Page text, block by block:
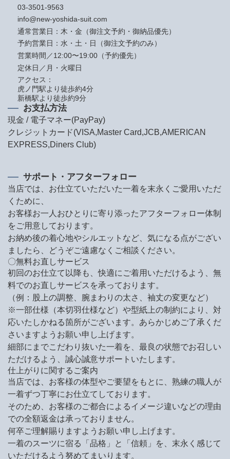
03-3501-9563
info@new-yoshida-suit.com
通常営業日：木・金（御注文予約・御納品優先）
予約営業日：水・土・日（御注文予約のみ）
営業時間／12:00〜19:00（予約優先）
定休日／月・火曜日
アクセス：
虎ノ門駅より徒歩約4分
新橋駅より徒歩約9分
お支払方法
現金 / 電子マネー(PayPay)
クレジットカード(VISA,Master Card,JCB,AMERICAN
EXPRESS,Diners Club)
サポート・アフターフォロー
当店では、お仕立ていただいた一着を末永くご愛用いただ
くために、
お客様お一人おひとりに寄り添ったアフターフォロー体制
をご用意しております。
お納め後の着心地やシルエットなど、気になる点がござい
ましたら、どうぞご遠慮なくご相談ください。
〇無料お直しサービス
初回のお仕立て以降も、快適にご着用いただけるよう、無
料でのお直しサービスを承っております。
（例：股上の調整、腕まわりの太さ、袖丈の変更など）
※一部仕様（本切羽仕様など）や型紙上の制約により、対
応いたしかねる箇所がございます。あらかじめご了承くだ
さいますようお願い申し上げます。
細部にまでこだわり抜いた一着を、最良の状態でお召しい
ただけるよう、誠心誠意サポートいたします。
仕上がりに関するご案内
当店では、お客様の体型やご要望をもとに、熟練の職人が
一着ずつ丁寧にお仕立てしております。
そのため、お客様のご都合によるイメージ違いなどの理由
での全額返金は承っておりません。
何卒ご理解賜りますようお願い申し上げます。
一着のスーツに宿る「品格」と「信頼」を、末永く感じて
いただけるよう努めてまいります。